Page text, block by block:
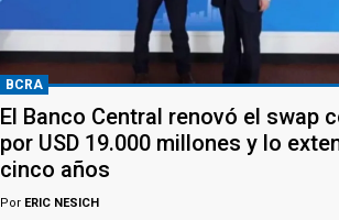
BCRA
El Banco Central renovó el swap
por USD 19.000 millones y lo
cinco años
Por ERIC NESICH